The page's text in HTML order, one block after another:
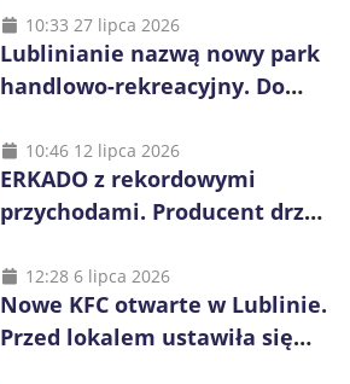
10:33 27 lipca 2026
Lublinianie nazwą nowy park
handlowo-rekreacyjny. Do
10:46 12 lipca 2026
ERKADO z rekordowymi
przychodami. Producent drzwi
inwestycje
12:28 6 lipca 2026
Nowe KFC otwarte w Lublinie.
Przed lokalem ustawiła się